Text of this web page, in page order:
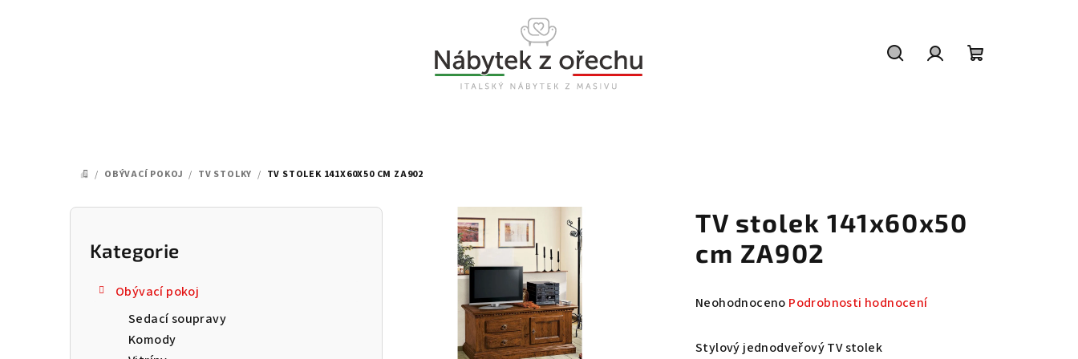
DOMŮ
/ OBÝVACÍ POKOJ / TV STOLKY / TV STOLEK 141X60X50 CM ZA902
P
Přeskočit
kategorie
Kategorie
Obývací pokoj
Sedací soupravy
Komody
TV stolek 141x60x50
cm ZA902
Průměrné
produktu
Neohodnoceno Podrobnosti hodnocení
Stylový jednodveřový TV stolek